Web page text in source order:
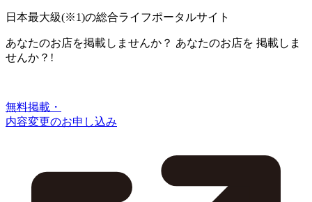
日本最大級(※1)の総合ライフポータルサイト
あなたのお店を掲載しませんか？ あなたのお店を 掲載しま
せんか？!
無料掲載・
内容変更のお申し込み